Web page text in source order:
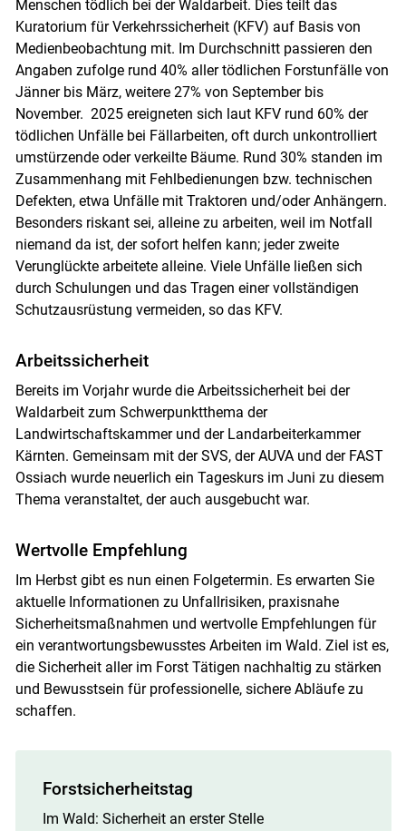
Menschen tödlich bei der Waldarbeit. Dies teilt das
Kuratorium für Verkehrssicherheit (KFV) auf Basis von
Medienbeobachtung mit. Im Durchschnitt passieren den
Angaben zufolge rund 40% aller tödlichen Forstunfälle von
Jänner bis März, weitere 27% von September bis
November. 2025 ereigneten sich laut KFV rund 60% der
tödlichen Unfälle bei Fällarbeiten, oft durch unkontrolliert
umstürzende oder verkeilte Bäume. Rund 30% standen im
Zusammenhang mit Fehlbedienungen bzw. technischen
Defekten, etwa Unfälle mit Traktoren und/​oder Anhängern.
Besonders riskant sei, alleine zu arbeiten, weil im Notfall
niemand da ist, der sofort helfen kann; jeder zweite
Verunglückte arbeitete alleine. Viele Unfälle ließen sich
durch Schulungen und das ­Tragen einer vollständigen
Schutzausrüstung vermeiden, so das KFV.
Arbeitssicherheit
Bereits im Vorjahr wurde die Arbeitssicherheit bei der
Waldarbeit zum Schwerpunktthema der
Landwirtschaftskammer und der Landarbeiterkammer
Kärnten. Gemeinsam mit der SVS, der AUVA und der FAST
Ossiach wurde neuerlich ein ­Tageskurs im Juni zu diesem
Thema veranstaltet, der auch ausgebucht war.
Wertvolle Empfehlung
Im Herbst gibt es nun einen Folgetermin. Es erwarten Sie
aktuelle Informationen zu Unfall­risiken, praxisnahe
Sicherheitsmaßnahmen und wertvolle Empfehlungen für
ein verantwortungsbewusstes Arbeiten im Wald. Ziel ist es,
die Sicherheit aller im Forst Tätigen nachhaltig zu stärken
und Bewusstsein für professionelle, sichere Abläufe zu
schaffen.
Forstsicherheitstag
Im Wald: Sicherheit an erster Stelle